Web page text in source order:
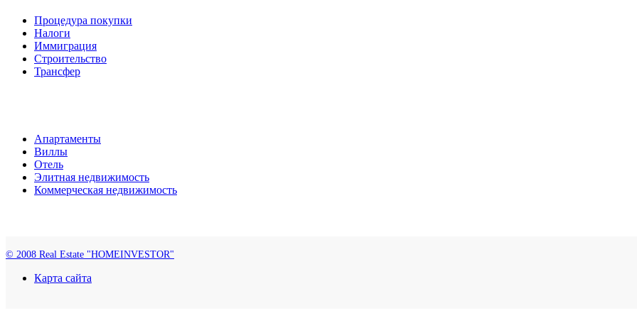
Процедура покупки
Налоги
Иммиграция
Строительство
Трансфер
Апартаменты
Виллы
Отель
Элитная недвижимость
Коммерческая недвижимость
© 2008 Real Estate "HOMEINVESTOR"
Карта сайта